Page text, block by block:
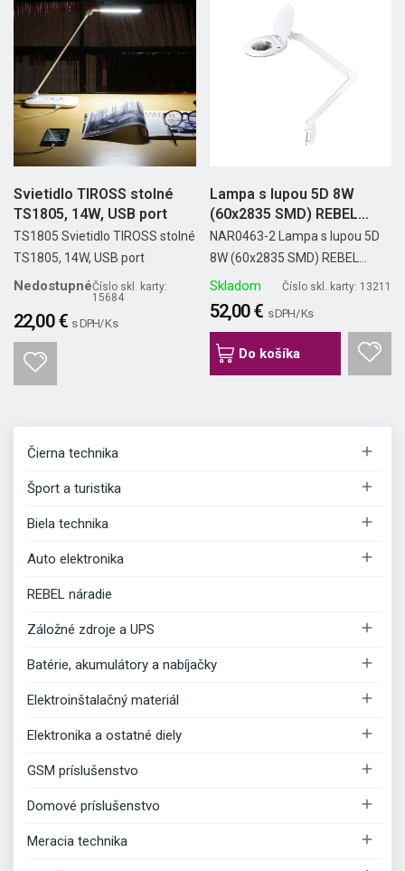
Čierna technika 
Šport a turistika 
Biela technika 
Auto elektronika 
REBEL náradie
Záložné zdroje a UPS 
Batérie, akumulátory a nabíjačky 
Elektroinštalačný materiál 
Elektronika a ostatné diely 
GSM príslušenstvo 
Domové príslušenstvo 
Meracia technika 
Svietidlo TIROSS stolné
TS1805, 14W, USB port
TS1805 Svietidlo TIROSS stolné
TS1805, 14W, USB port
NedostupnéČíslo skl. karty:
15684
22,00 € s DPH/ Ks
Lampa s lupou 5D 8W
(60x2835 SMD) REBEL
TOOLS
NAR0463-2 Lampa s lupou 5D
8W (60x2835 SMD) REBEL...
Skladom Číslo skl. karty: 13211
52,00 € s DPH/ Ks
Do košíka